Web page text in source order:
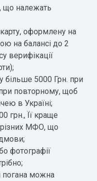
що належать
оформлену на
на балансі до 2
верифікації
більше 5000 Грн. при
повторному, щоб
в Україні;
грн., Її краще
різних МФО, що
фотографії
погана можна